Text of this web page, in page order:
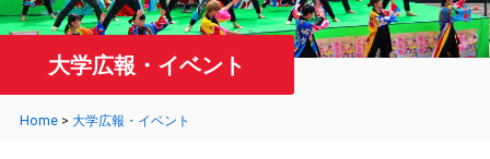
大学広報・イベント
Home > 大学広報・イベント